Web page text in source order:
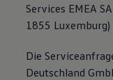
Services EMEA
1855
Die
Deutschland